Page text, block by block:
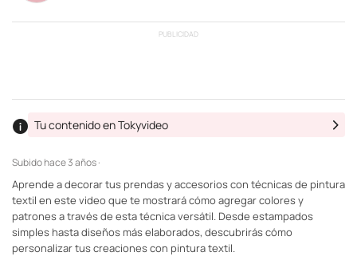
PUBLICIDAD
Subidohace 3 años ·
Tu contenido en Tokyvideo
Aprende a decorar tus prendas y accesorios con técnicas de pintura
textil en este video que te mostrará cómo agregar colores y
patrones a través de esta técnica versátil. Desde estampados
simples hasta diseños más elaborados, descubrirás cómo
personalizar tus creaciones con pintura textil.